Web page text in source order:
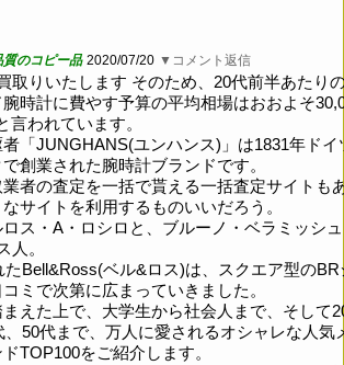
のコピー品 2020/07/20 ▼コメント返信
取りいたします そのため、20代前半あたり
時計に費やす予算の平均相場はおおよそ
言われています。
「JUNGHANS(ユンハンス)」は1831年ドイ
創業された腕時計ブランドです。
者の査定を一括で貰える一括査定サイトも
サイトを利用するものいいだろう。
ス・A・ロシロと、ブルーノ・ベラミッシ
人。
たBell&Ross(ベル&ロス)は、スクエア型のBR
ミで次第に広まっていきました。
えた上で、大学生から社会人まで、そして
、50代まで、万人に愛されるオシャレな人気
TOP100をご紹介します。